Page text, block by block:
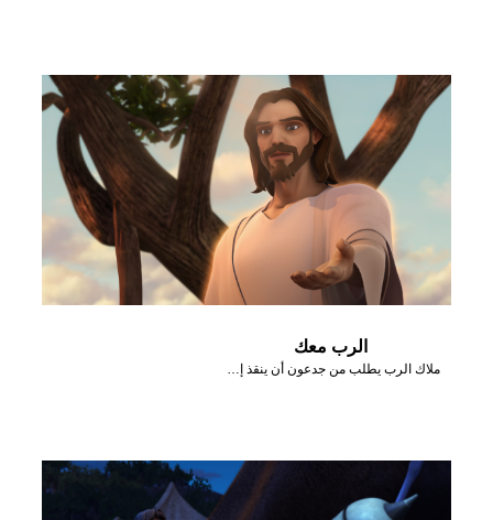
الرب معك
ملاك الرب يطلب من جدعون أن ينقذ إسرائيل من المديانيين.